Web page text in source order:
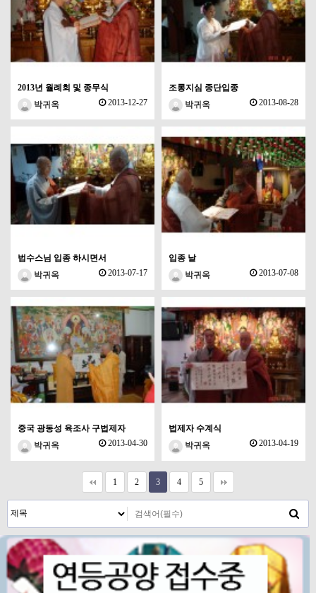
2013년 월례회 및 종무식
박귀옥
2013-12-27
조롱지심 종단입종
박귀옥
2013-08-28
법수스님 입종 하시면서
박귀옥
2013-07-17
입종 날
박귀옥
2013-07-08
중국 광동성 육조사 구법제자
박귀옥
2013-04-30
법제자 수계식
박귀옥
2013-04-19
1 2 3 4 5